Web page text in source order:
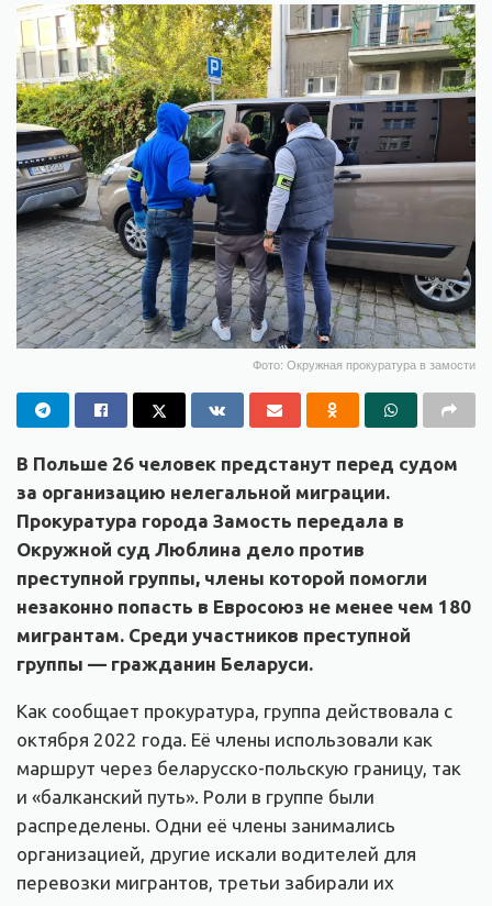
Фото: Окружная прокуратура в замости
В Польше 26 человек предстанут перед судом
за организацию нелегальной миграции.
Прокуратура города Замость передала в
Окружной суд Люблина дело против
преступной группы, члены которой помогли
незаконно попасть в Евросоюз не менее чем 180
мигрантам. Среди участников преступной
группы — гражданин Беларуси.
Как сообщает прокуратура, группа действовала с
октября 2022 года. Её члены использовали как
маршрут через беларусско-польскую границу, так
и «балканский путь». Роли в группе были
распределены. Одни её члены занимались
организацией, другие искали водителей для
перевозки мигрантов, третьи забирали их